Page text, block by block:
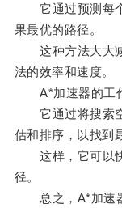
它通过预测每个
果最优的路径。
这种方法大大减
法的效率和速度。
A*加速器的工作
它通过将搜索空
估和排序，以找到
这样，它可以快
径。
总之，A*加速器